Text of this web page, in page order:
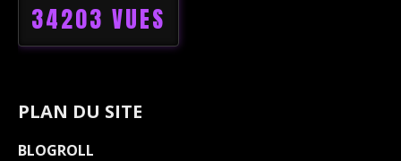
34203 VUES
PLAN DU SITE
BLOGROLL